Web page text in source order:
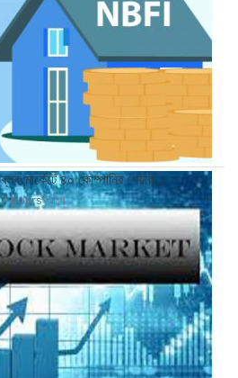
ব্লক মার্কেটে ৪০ কোম্পানির শেয়ার...
7 hours আগে